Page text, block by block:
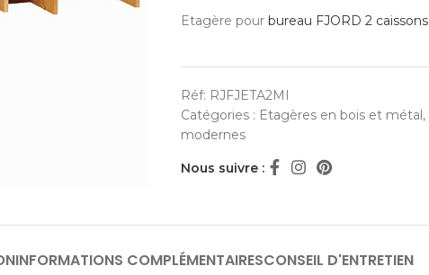
Etagère pour bureau FJORD 2 caissons
Réf: RJFJETA2MI
Catégories : Etagères en bois et métal,
modernes
Nous suivre :
INFORMATIONS COMPLÉMENTAIRESCONSEIL D'ENTRETIEN